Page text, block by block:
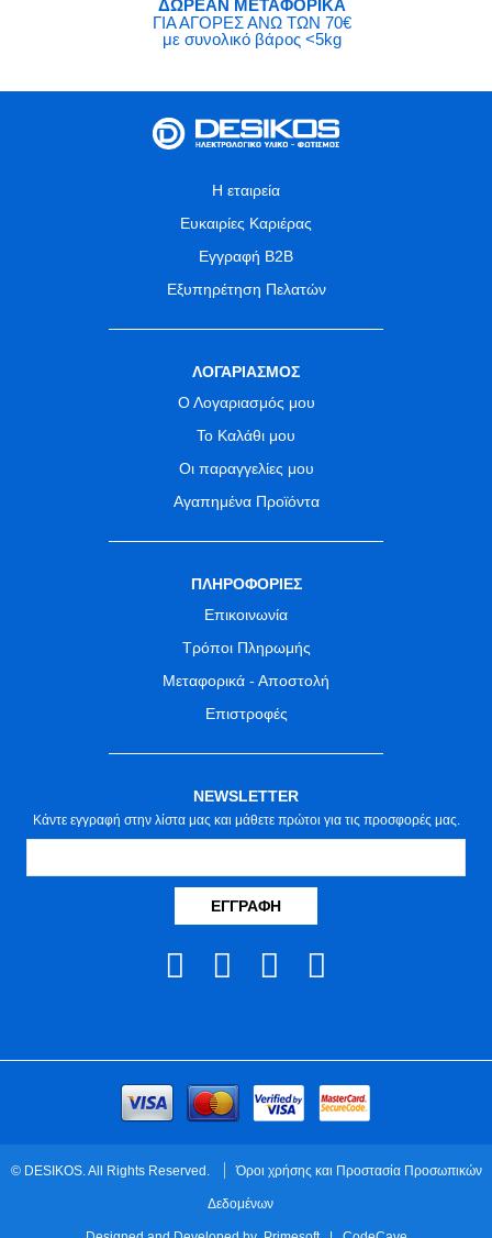
ΔΩΡΕΑΝ ΜΕΤΑΦΟΡΙΚΑ
ΓΙΑ ΑΓΟΡΕΣ ΑΝΩ ΤΩΝ 70€
με συνολικό βάρος <5kg
Η εταιρεία
Ευκαιρίες Καριέρας
Εγγραφή B2B
Εξυπηρέτηση Πελατών
ΛΟΓΑΡΙΑΣΜΟΣ
Ο Λογαριασμός μου
Το Καλάθι μου
Οι παραγγελίες μου
Αγαπημένα Προϊόντα
ΠΛΗΡΟΦΟΡΙΕΣ
Επικοινωνία
Τρόποι Πληρωμής
Μεταφορικά - Αποστολή
Επιστροφές
NEWSLETTER
Κάντε εγγραφή στην λίστα μας και μάθετε πρώτοι για τις προσφορές μας.
ΕΓΓΡΑΦΉ
© DESIKOS. All Rights Reserved.
Όροι χρήσης και Προστασία Προσωπικών
Δεδομένων